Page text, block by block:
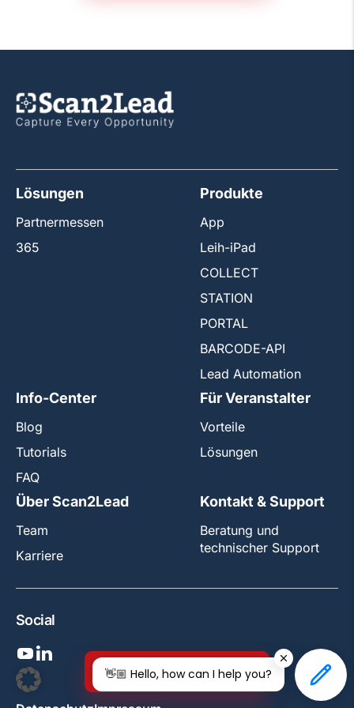
Jetzt kostenlos testen!
Lösungen
Partnermessen
365
Produkte
App
Leih-iPad
COLLECT
STATION
PORTAL
BARCODE-API
Lead Automation
Info-Center
Blog
Tutorials
FAQ
Für Veranstalter
Vorteile
Lösungen
Über Scan2Lead
Team
Karriere
Kontakt & Support
Beratung und
technischer Support
Social
👋🏼 Hello, how can I help you?